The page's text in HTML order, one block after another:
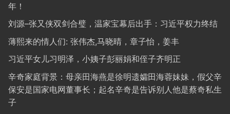
年！
刘源–张又侠双剑合璧，温家宝幕后出手：习近平权力终结
薄熙来的情人们: 张伟杰,马晓晴，章子怡，姜丰
习近平女儿习明泽，小姨子彭丽娟和侄子齐明正
辛奇家庭背景：母亲田海燕是徐明遗孀田海蓉妹妹，假父辛
保安是国家电网董事长；起名辛奇是告诉别人他是蔡奇私生
子